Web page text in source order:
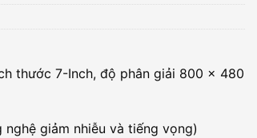
thước 7-Inch, độ phân giải 800 × 480
giảm nhiễu và tiếng vọng)